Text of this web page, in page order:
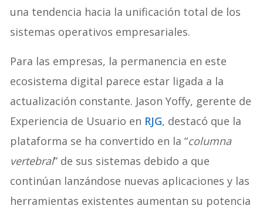
una tendencia hacia la unificación total de los
sistemas operativos empresariales.
Para las empresas, la permanencia en este
ecosistema digital parece estar ligada a la
actualización constante. Jason Yoffy, gerente de
Experiencia de Usuario en RJG, destacó que la
plataforma se ha convertido en la “columna
vertebral” de sus sistemas debido a que
continúan lanzándose nuevas aplicaciones y las
herramientas existentes aumentan su potencia